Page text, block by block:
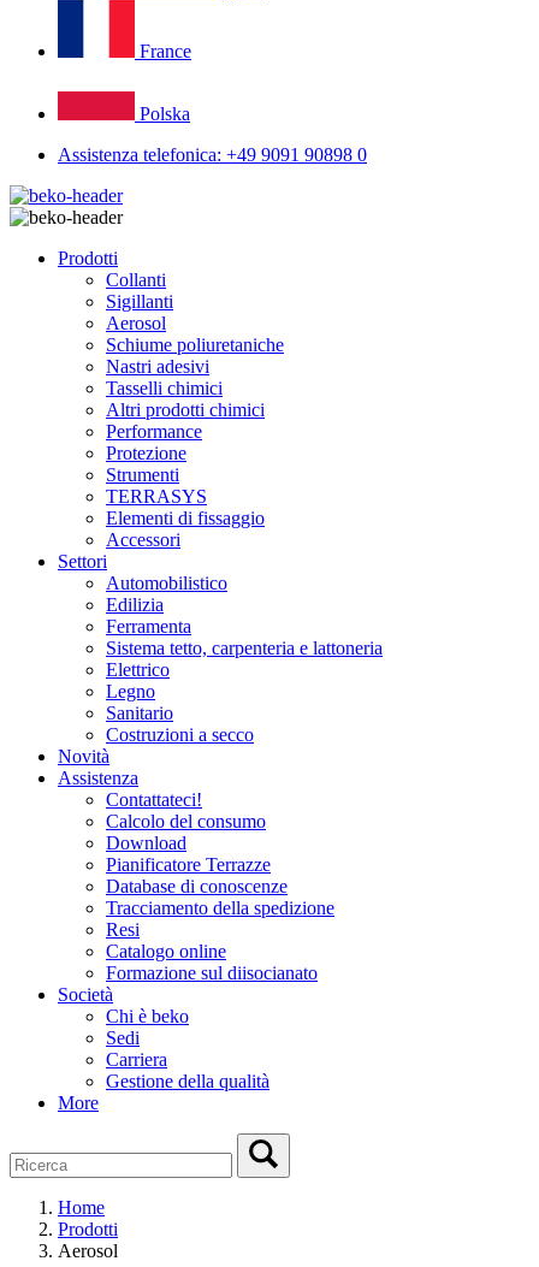
France
Polska
Assistenza telefonica: +49 9091 90898 0
Prodotti
Collanti
Sigillanti
Aerosol
Schiume poliuretaniche
Nastri adesivi
Tasselli chimici
Altri prodotti chimici
Performance
Protezione
Strumenti
TERRASYS
Elementi di fissaggio
Accessori
Settori
Automobilistico
Edilizia
Ferramenta
Sistema tetto, carpenteria e lattoneria
Elettrico
Legno
Sanitario
Costruzioni a secco
Novità
Assistenza
Contattateci!
Calcolo del consumo
Download
Pianificatore Terrazze
Database di conoscenze
Tracciamento della spedizione
Resi
Catalogo online
Formazione sul diisocianato
Società
Chi è beko
Sedi
Carriera
Gestione della qualità
More
Home
Prodotti
Aerosol